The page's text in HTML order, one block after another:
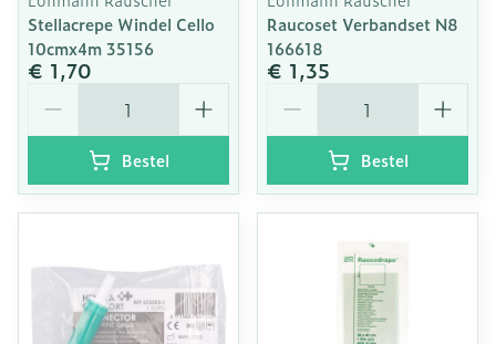
Stellacrepe Windel Cello
10cmx4m 35156
€ 1,70
Bestel
Raucoset Verbandset N8
166618
€ 1,35
Bestel